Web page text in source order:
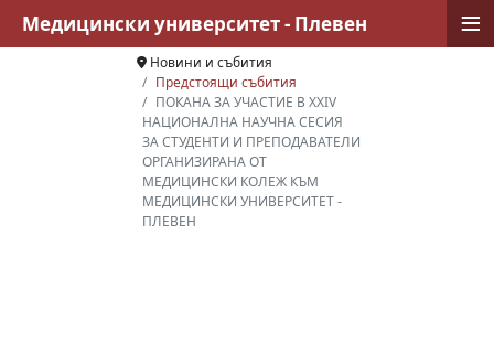
Новини и събития
Предстоящи събития
ПОКАНА ЗА УЧАСТИЕ В XXIV
НАЦИОНАЛНА НАУЧНА СЕСИЯ
ЗА СТУДЕНТИ И ПРЕПОДАВАТЕЛИ
ОРГАНИЗИРАНА ОТ
МЕДИЦИНСКИ КОЛЕЖ КЪМ
МЕДИЦИНСКИ УНИВЕРСИТЕТ -
ПЛЕВЕН
Медицински университет - Плевен ≡